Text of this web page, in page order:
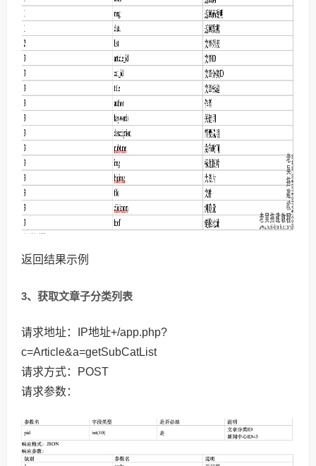
返回结果示例
3、获取文章子分类列表
请求地址：IP地址+/app.php?
c=Article&a=getSubCatList
请求方式：POST
请求参数：